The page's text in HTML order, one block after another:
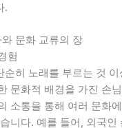
.
문화 교류의 장
험
순히 노래를 부르는 것
문화적 배경을 가진 손
소통을 통해 여러 문화
니다. 예를 들어, 외국인